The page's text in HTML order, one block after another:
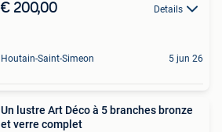
€ 200,00 Details
Houtain-Saint-Simeon 5 jun 26
Un lustre Art Déco à 5 branches bronze
et verre complet